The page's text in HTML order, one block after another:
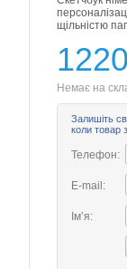
щільністю
Немає на
Залишіть
коли товар
Телефон:
E-mail:
Імʼя: